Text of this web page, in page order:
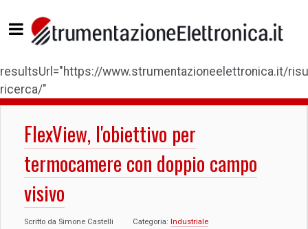
resultsUrl="https://www.strumentazioneelettronica.it/
ricerca/"
FlexView, l'obiettivo per
termocamere con doppio campo
visivo
Scritto da Simone Castelli Categoria: Industriale